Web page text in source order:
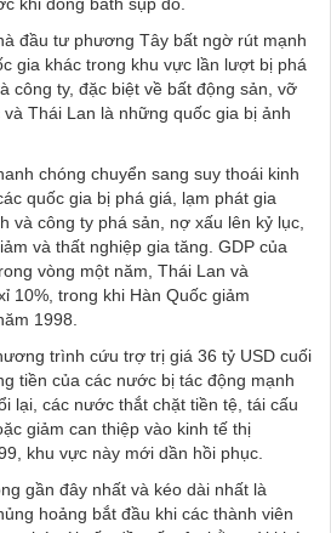
đầu tư phương Tây bất ngờ rút mạnh
gia khác trong khu vực lần lượt bị phá
công ty, đặc biệt về bất động sản, vỡ
Thái Lan là những quốc gia bị ảnh
chóng chuyển sang suy thoái kinh
quốc gia bị phá giá, lạm phát gia
và công ty phá sản, nợ xấu lên kỷ lục,
và thất nghiệp gia tăng. GDP của
vòng một năm, Thái Lan và
10%, trong khi Hàn Quốc giảm
1998.
trình cứu trợ trị giá 36 tỷ USD cuối
tiền của các nước bị tác động mạnh
lại, các nước thắt chặt tiền tệ, tái cấu
giảm can thiệp vào kinh tế thị
khu vực này mới dần hồi phục.
gần đây nhất và kéo dài nhất là
hoảng bắt đầu khi các thành viên